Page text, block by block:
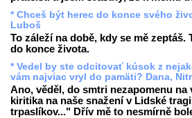
* Chceš být herec do konce svého
Luboš
To záleží na době, kdy se mě
do konce života.
* Vedel by ste odcitovať kúsok z
vám najviac vryl do pamäti? Dana,
Ano, věděl, do smtri nezapomenu
kiritika na naše snažení v Lidské
trpaslíkov..." Dřív mě to nesmírně